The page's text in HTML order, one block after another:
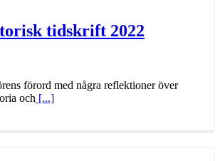
tidskrift 2022
förord med några reflektioner över
och [...]